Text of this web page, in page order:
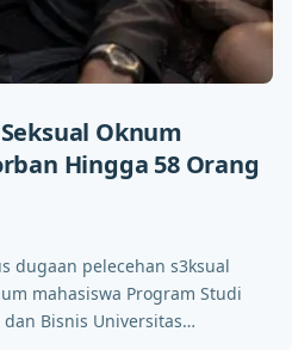
Oknum
Hingga 58 Orang
dugaan pelecehan s3ksual
mahasiswa Program Studi
dan Bisnis Universitas…